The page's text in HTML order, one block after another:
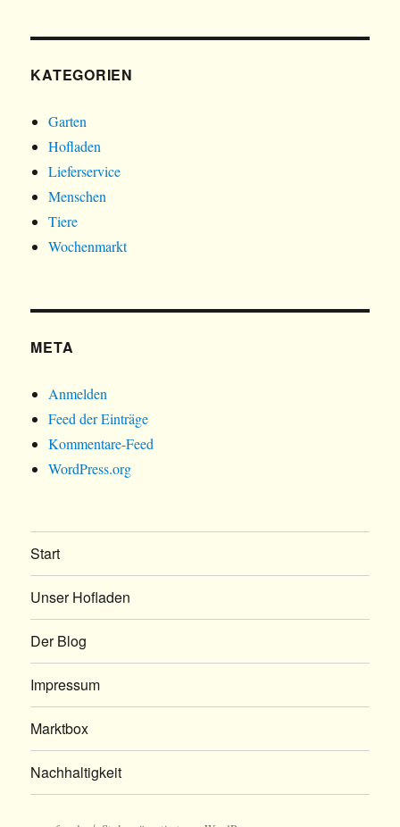
KATEGORIEN
Garten
Hofladen
Lieferservice
Menschen
Tiere
Wochenmarkt
META
Anmelden
Feed der Einträge
Kommentare-Feed
WordPress.org
Start
Unser Hofladen
Der Blog
Impressum
Marktbox
Nachhaltigkeit